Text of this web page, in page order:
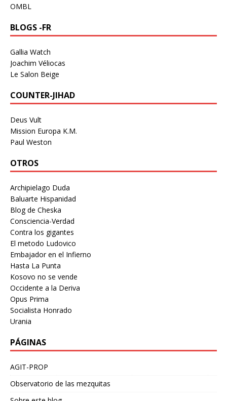
OMBL
BLOGS -FR
Gallia Watch
Joachim Véliocas
Le Salon Beige
COUNTER-JIHAD
Deus Vult
Mission Europa K.M.
Paul Weston
OTROS
Archipielago Duda
Baluarte Hispanidad
Blog de Cheska
Consciencia-Verdad
Contra los gigantes
El metodo Ludovico
Embajador en el Infierno
Hasta La Punta
Kosovo no se vende
Occidente a la Deriva
Opus Prima
Socialista Honrado
Urania
PÁGINAS
AGIT-PROP
Observatorio de las mezquitas